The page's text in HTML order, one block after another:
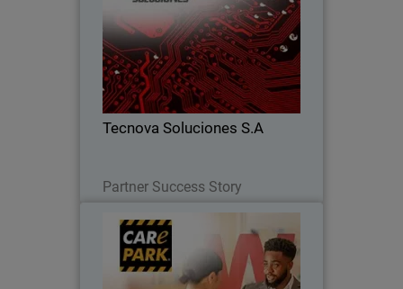
Tecnova Soluciones S.A
Partner Success Story
Tecnova wechselte zu einem MDR-First-
Ansatz, nachdem es die Grenzen der
Erkennung, verbesserte die Reaktion,
reduzierte Risiken und skalierte ihr
Geschäft.
Care Park senkte die Kosten um 35 %,